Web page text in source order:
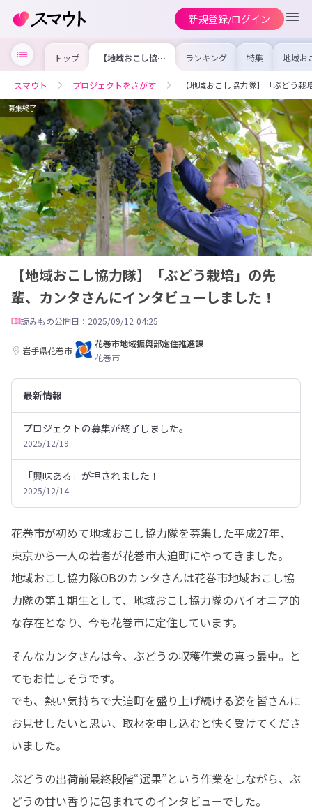
新規登録/ログイン
トップ 【地域おこし協力
隊】「ぶどう栽
タさんにインタビ
ューしました！
ランキング 特集 地域お
の求
を集め
事内容
を比較
合った
けよう
スマウト プロジェクトをさがす 【地域おこし協力隊】「ぶどう
募集終了
【地域おこし協力隊】「ぶどう栽培」の先
輩、カンタさんにインタビューしました！
読みもの公開日：2025/09/12 04:25
岩手県花巻市
花巻市地域振興部定住推進課
花巻市
最新情報
プロジェクトの募集が終了しました。
2025/12/19
「興味ある」が押されました！
2025/12/14
花巻市が初めて地域おこし協力隊を募集した平成27年、
東京から一人の若者が花巻市大迫町にやってきました。
地域おこし協力隊OBのカンタさんは花巻市地域おこし協
力隊の第１期生として、地域おこし協力隊のパイオニア的
な存在となり、今も花巻市に定住しています。
そんなカンタさんは今、ぶどうの収穫作業の真っ最中。と
てもお忙しそうです。
でも、熱い気持ちで大迫町を盛り上げ続ける姿を皆さんに
お見せしたいと思い、取材を申し込むと快く受けてくださ
いました。
ぶどうの出荷前最終段階“選果”という作業をしながら、ぶ
どうの甘い香りに包まれてのインタビューでした。